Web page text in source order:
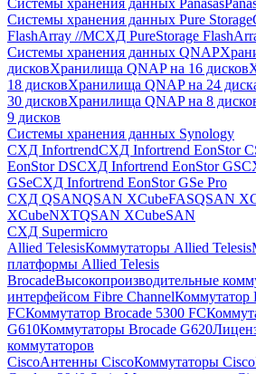
Системы хранения данных Pure Storage
FlashArray //MСХД PureStorage
Системы хранения данных QNAP
дисковХранилища QNAP на 16 дисков
18 дисковХранилища QNAP на 24
30 дисковХранилища QNAP на 8
9 дисков
Системы хранения данных Synology
СХД InfortrendСХД Infortrend EonStor
EonStor DSСХД Infortrend EonStor GS
GSeСХД Infortrend EonStor GSe Pro
СХД QSANQSAN XCubeFASQSAN
XCubeNXTQSAN XCubeSAN
СХД Supermicro
Allied TelesisКоммутаторы Allied Telesis
платформы Allied Telesis
BrocadeВысокопроизводительные
интерфейсом Fibre ChannelКоммутатор
FCКоммутатор Brocade 5300 FC
G610Коммутаторы Brocade G620
коммутаторов
CiscoАнтенны CiscoКоммутаторы Cisco